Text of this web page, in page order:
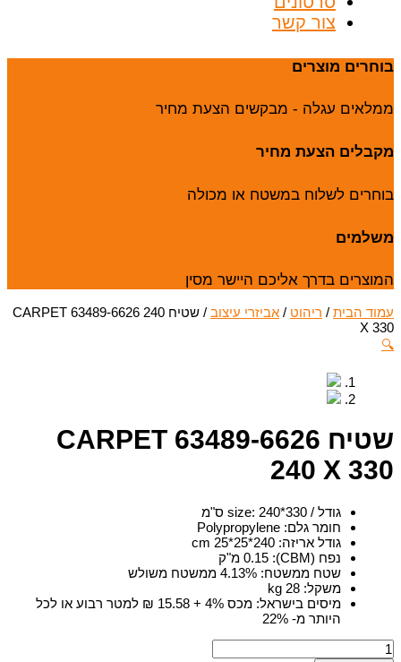
צור קשר
מוצרים
עגלה - מבקשים הצעת מחיר
הצעת מחיר
לשלוח במשטח או מכולה
בדרך אליכם היישר מסין
הבית/ ריהוט/ אביזרי עיצוב
/ שטיח CARPET 63489-6626 240
X
שטיח CARPET 63489-6626
240 X
גודל / size :240*330 ס"מ
חומר גלם:
Polypropylene
גודל אריזה:
240*25*25 cm
נפח (CBM)
:0.15 מ"ק
שטח ממשטח:4.13% ממשטח משולש
משקל:
28 kg
מיסים בישראל:
מכס 4% + 15.58 ₪ למטר רבוע או לכל
היותר מ- 22%